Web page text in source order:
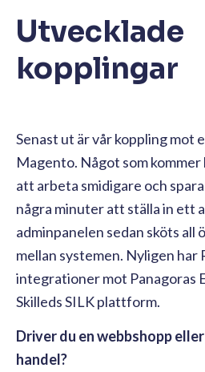
Utvecklade
kopplingar
Senast ut är vår koppling mot
Magento. Något som
att arbeta smidigare och
några minuter att ställa in ett
adminpanelen sedan sköts
mellan systemen. Nyligen
integrationer mot Panagoras
Skilleds SILK plattform.
Driver du en webbshopp
handel?